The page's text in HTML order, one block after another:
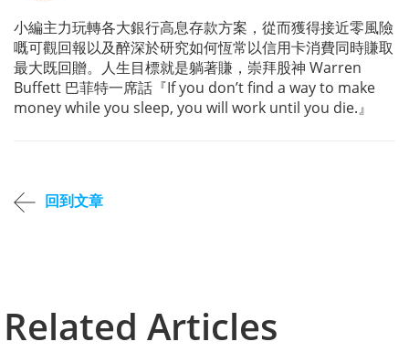
小編主力玩轉各大銀行高息存款方案，從而獲得接近零風險
嘅可觀回報以及醉深於研究如何恆常以信用卡消費同時賺取
最大既回贈。人生目標就是躺著賺，崇拜股神 Warren
Buffett 巴菲特一席話『If you don’t find a way to make
money while you sleep, you will work until you die.』
回到文章
Related Articles